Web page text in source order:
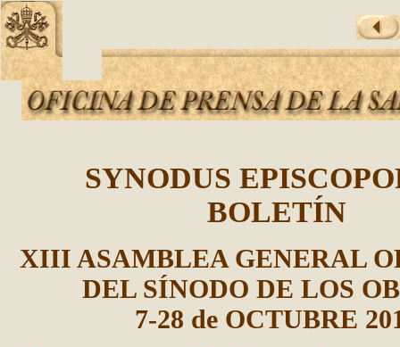
SYNODUS
BOLETÍN
XIII ASAMBLEA GENERAL
DEL SÍNODO DE LOS
7-28 de OCTUBRE